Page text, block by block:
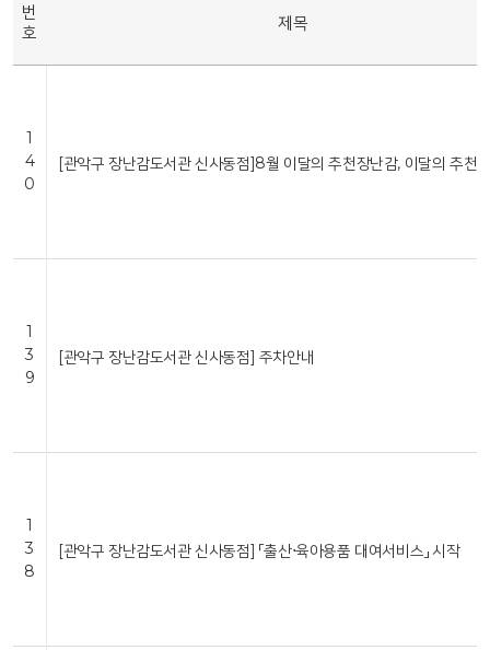
번
호
제목
1
4
0
[관악구 장난감도서관 신사동점]8월 이달의 추천장난감, 이달의 추천
1
3
9
[관악구 장난감도서관 신사동점] 주차안내
1
3
8
[관악구 장난감도서관 신사동점] 「출산⋅육아용품 대여서비스」 시작